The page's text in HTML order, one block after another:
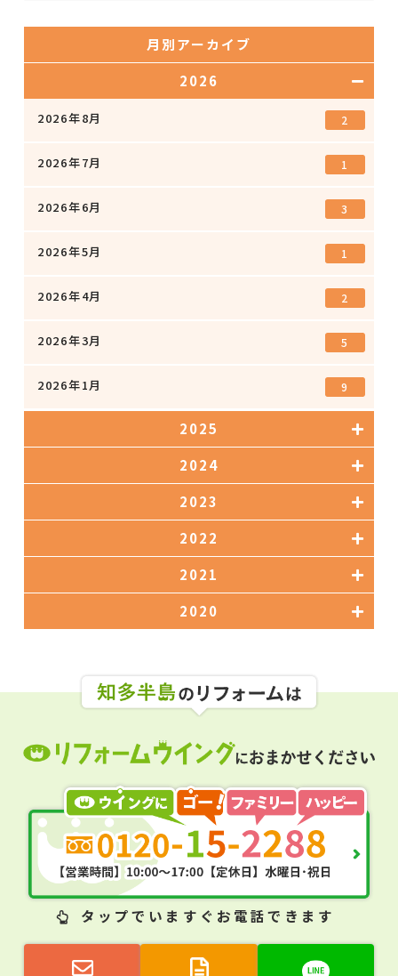
月別アーカイブ
2026
2026年8月 2
2026年7月 1
2026年6月 3
2026年5月 1
2026年4月 2
2026年3月 5
2026年1月 9
2025
2024
2023
2022
2021
2020
タップでいますぐお電話できます